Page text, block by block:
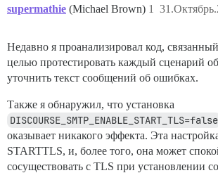
supermathie (Michael Brown) 1
Недавно я проанализировал код,
целью протестировать каждый сценарий
уточнить текст сообщений об ошибках.
Также я обнаружил, что установка
DISCOURSE_SMTP_ENABLE_START_TLS=false
оказывает никакого эффекта. Эта
STARTTLS, и, более того, она может
сосуществовать с TLS при установлении